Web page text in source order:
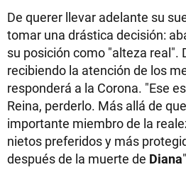
De querer llevar adelante su
tomar una drástica decisión:
su posición como "alteza real".
recibiendo la atención de los
responderá a la Corona. "Ese
Reina, perderlo. Más allá de
importante miembro de la
nietos preferidos y más
después de la muerte de Diana